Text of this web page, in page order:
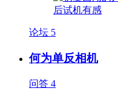
论坛 5
何为单反相机
问答 4